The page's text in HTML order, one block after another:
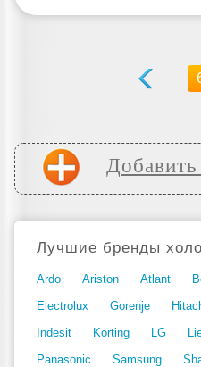
Добавить
Лучшие бренды
Ardo Ariston Atlant
Electrolux
Gorenje
Indesit
Korting LG
Panasonic
Samsung